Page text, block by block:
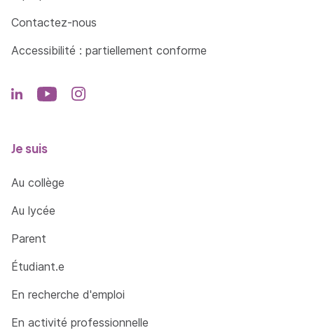
Contactez-nous
Accessibilité : partiellement conforme
Je suis
Au collège
Au lycée
Parent
Étudiant.e
En recherche d'emploi
En activité professionnelle